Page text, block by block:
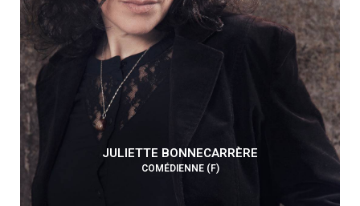
JULIETTE BONNECARRÈRE
COMÉDIENNE (F)